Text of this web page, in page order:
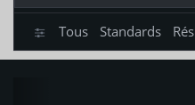
Tous Standards